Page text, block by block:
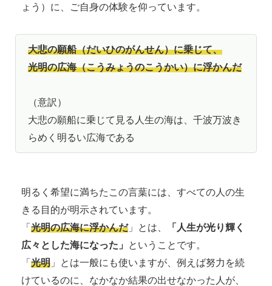
ょう）に、ご自身の体験を仰っています。
大悲の願船（だいひのがんせん）に乗じて、
光明の広海（こうみょうのこうかい）に浮かんだ
（意訳）
大悲の願船に乗じて見る人生の海は、千波万波き
らめく明るい広海である
明るく希望に満ちたこの言葉には、すべての人の生
きる目的が明示されています。
「 光明の広海に浮かんだ」とは、
「人生が光り輝く
広々とした海になった」
ということです。
「 光明 」とは一般にも使いますが、例えば努力を続
けているのに、なかなか結果の出せなかった人が、